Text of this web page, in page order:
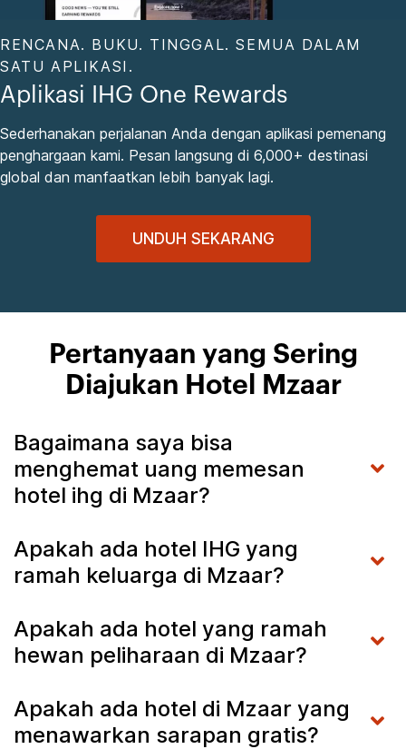
RENCANA. BUKU. TINGGAL. SEMUA DALAM
SATU APLIKASI.
Aplikasi IHG One Rewards
Sederhanakan perjalanan Anda dengan aplikasi pemenang
penghargaan kami. Pesan langsung di 6,000+ destinasi
global dan manfaatkan lebih banyak lagi.
UNDUH SEKARANG
Pertanyaan yang Sering
Diajukan Hotel Mzaar
Bagaimana saya bisa
menghemat uang memesan
hotel ihg di Mzaar?
Apakah ada hotel IHG yang
ramah keluarga di Mzaar?
Apakah ada hotel yang ramah
hewan peliharaan di Mzaar?
Apakah ada hotel di Mzaar yang
menawarkan sarapan gratis?